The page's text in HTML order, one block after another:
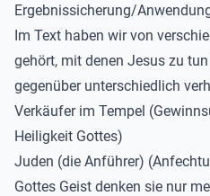
Ergebnissicherung/
Im Text haben wir von
gehört, mit denen Jesus zu
gegenüber unterschiedlich
Verkäufer im Tempel
Heiligkeit Gottes)
Juden (die Anführer) (
Gottes Geist denken sie nur